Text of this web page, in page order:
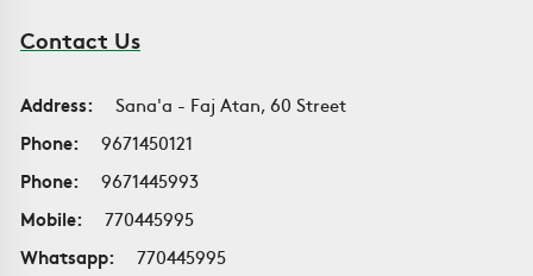
Contact Us
Address:
Sana'a - Faj Atan, 60 Street
Phone:
9671450121
Phone:
9671445993
Mobile:
770445995
Whatsapp:
770445995